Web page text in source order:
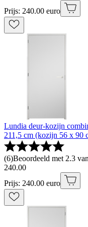
Prijs: 240.00 euro
Lundia deur-kozijn
211,5 cm (kozijn 56 x 90
(6)Beoordeeld met 2.3
240.00
Prijs: 240.00 euro